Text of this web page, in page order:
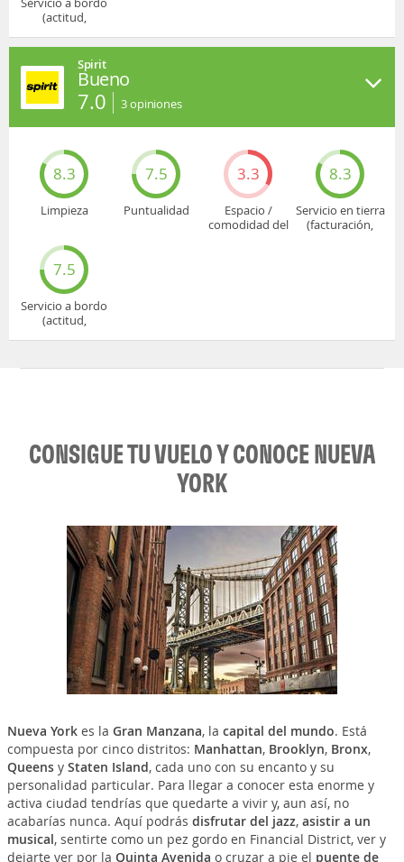
(actitud,
Spirit
Bueno
7.0 3opiniones
8.3
Limpieza
7.5
Puntualidad
3.3
Espacio /
comodidad del
8.3
Servicio en tierra
(facturación,
7.5
Servicio a bordo
(actitud,
CONSIGUE TU VUELO Y CONOCE NUEVA
YORK
Nueva Yorkes la Gran Manzana, la capital del mundo. Está
compuesta por cinco distritos: Manhattan, Brooklyn, Bronx,
Queensy Staten Island, cada uno con su encanto y su
personalidad particular. Para llegar a conocer esta enorme y
activa ciudad tendrías que quedarte a vivir y, aun así, no
acabarías nunca. Aquí podrás disfrutar del jazz, asistir a un
musical, sentirte como un pez gordo en Financial District, ver y
dejarte ver por la Quinta Avenida o cruzar a pie el puente de